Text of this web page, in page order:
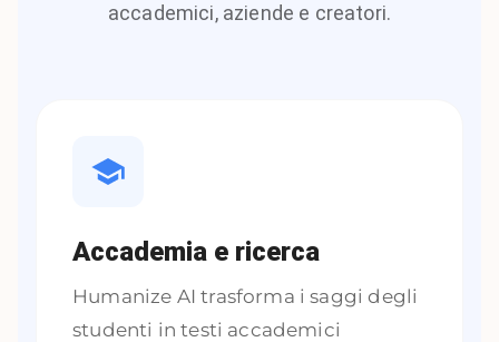
accademici, aziende e creatori.
Accademia e ricerca
Humanize AI trasforma i saggi degli
studenti in testi accademici